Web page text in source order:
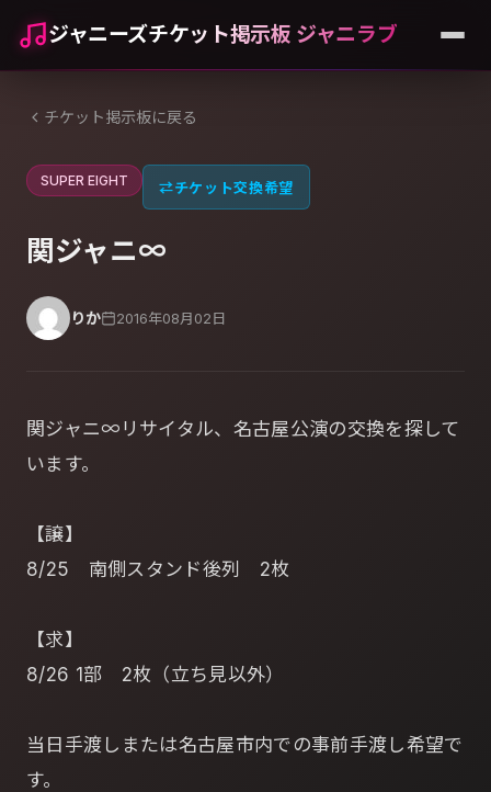
ジャニーズチケット掲示板 ジャニラブ
チケット掲示板に戻る
SUPER EIGHT ⇄チケット交換希望
関ジャニ∞
りか 2016年08月02日
関ジャニ∞リサイタル、名古屋公演の交換を探して
います。
【譲】
8/25 南側スタンド後列 2枚
【求】
8/26 1部 2枚（立ち見以外）
当日手渡しまたは名古屋市内での事前手渡し希望で
す。